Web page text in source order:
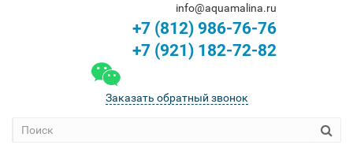
info@aquamalina.ru
+7 (812) 986-76-76
+7 (921) 182-72-82
Заказать обратный звонок